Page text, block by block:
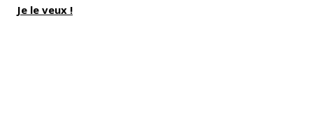
Je le veux !